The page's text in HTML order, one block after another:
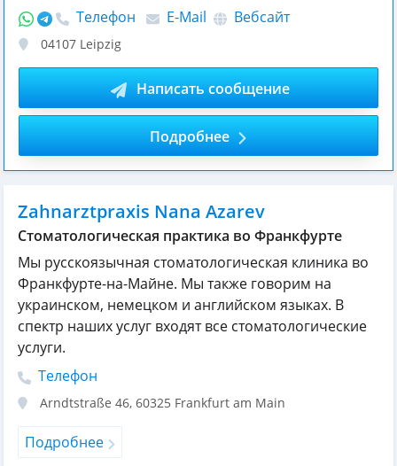
Телефон
E-Mail Вебсайт
04107 Leipzig
Написать сообщение
Подробнее
Zahnarztpraxis Nana Azarev
Cтоматологическая практика во Франкфурте
Мы русскоязычная стоматологическая клиника во
Франкфурте-на-Майне. Мы также говорим на
украинском, немецком и английском языках. В
спектр наших услуг входят все стоматологические
услуги.
Телефон
Arndtstraße 46, 60325 Frankfurt am Main
Подробнее